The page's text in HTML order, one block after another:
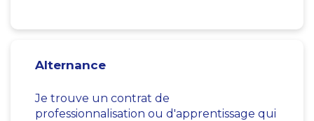
Alternance
Je trouve un contrat de
professionnalisation ou d'apprentissage qui